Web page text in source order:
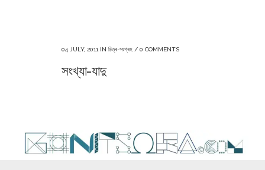
04 JULY, 2011 IN চিত্ৰ-সংগ্ৰহ / 0 COMMENTS
সংখ্যা-যাদু